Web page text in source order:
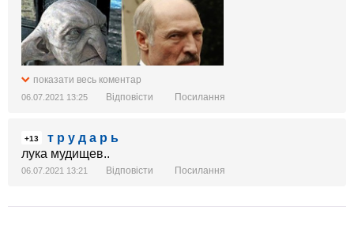
показати весь коментар
06.07.2021 13:25 Відповісти Посилання
+13
т р у д а р ь
лука мудищев..
06.07.2021 13:21 Відповісти Посилання